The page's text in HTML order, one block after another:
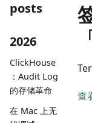
posts
2026
ClickHouse
：Audit Log
的存储革命
在 Mac 上无
查